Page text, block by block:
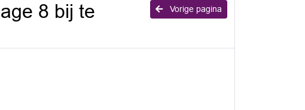
Vorige pagina
8 bij te